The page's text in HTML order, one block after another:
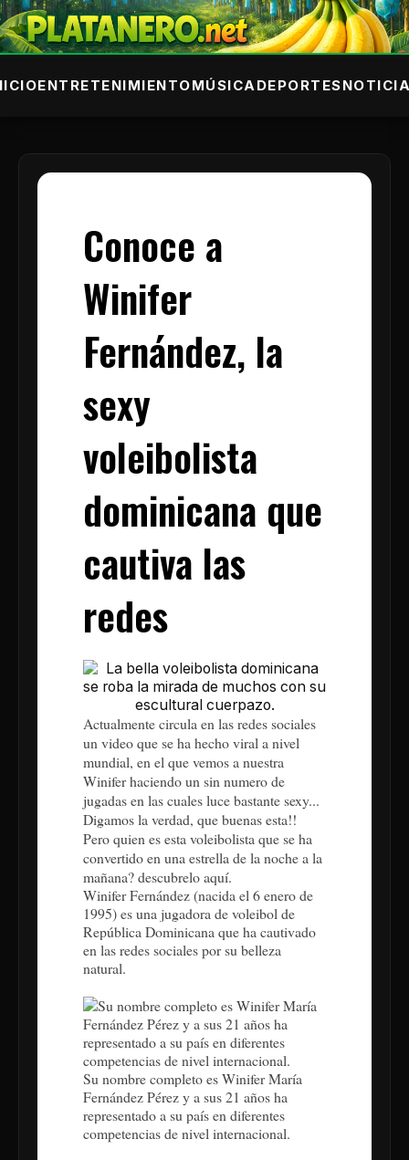
ENTRETENIMIENTOMÚSICADEPORTES
Conoce a
Winifer
Fernández, la
sexy
voleibolista
dominicana que
cautiva las
redes
Actualmente circula en las redes sociales
un video que se ha hecho viral a nivel
mundial, en el que vemos a nuestra
Winifer haciendo un sin numero de
jugadas en las cuales luce bastante sexy...
Digamos la verdad, que buenas esta!!
Pero quien es esta voleibolista que se ha
convertido en una estrella de la noche a la
mañana? descubrelo aquí.
Winifer Fernández (nacida el 6 enero de
1995) es una jugadora de voleibol de
República Dominicana que ha cautivado
en las redes sociales por su belleza
natural.
Su nombre completo es Winifer María
Fernández Pérez y a sus 21 años ha
representado a su país en diferentes
competencias de nivel internacional.